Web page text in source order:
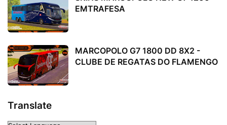
EMTRAFESA
MARCOPOLO G7 1800 DD 8X2 -
CLUBE DE REGATAS DO FLAMENGO
Translate